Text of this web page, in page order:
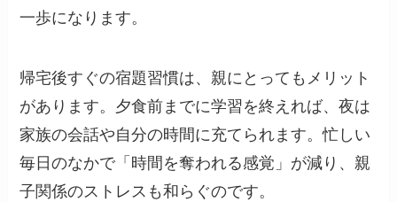
一歩になります。
帰宅後すぐの宿題習慣は、親にとってもメリット
があります。夕食前までに学習を終えれば、夜は
家族の会話や自分の時間に充てられます。忙しい
毎日のなかで「時間を奪われる感覚」が減り、親
子関係のストレスも和らぐのです。